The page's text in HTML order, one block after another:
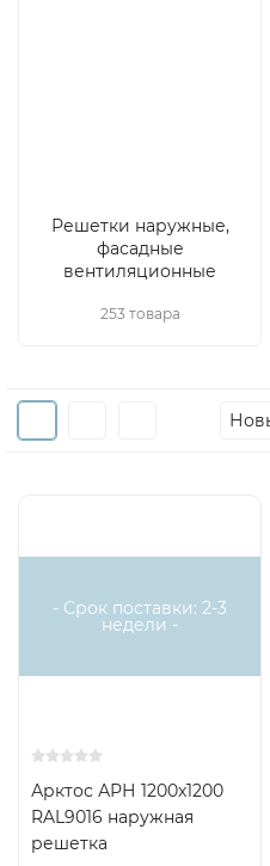
Решетки наружные,
фасадные
вентиляционные
253 товара
- Срок поставки: 2-3
недели -
Арктос АРН 1200x1200
RAL9016 наружная
решетка